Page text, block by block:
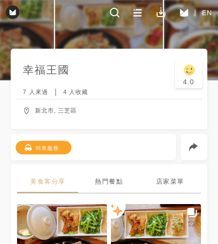
EN
幸福王國
4.0
7 人來過 4 人收藏
新北市, 三芝區
叫車服務
美食客分享 熱門餐點 店家菜單